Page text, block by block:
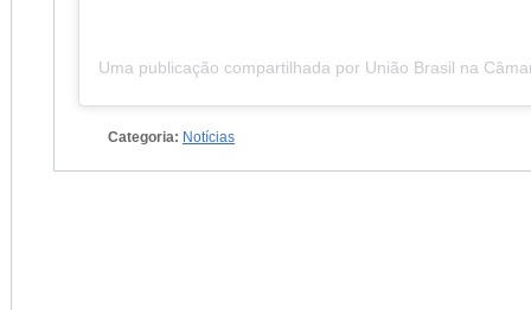
Categoria: Notícias